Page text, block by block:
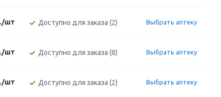
шт Доступно для заказа (2) Выбрать аптеку
шт Доступно для заказа (8) Выбрать аптеку
шт Доступно для заказа (2) Выбрать аптеку